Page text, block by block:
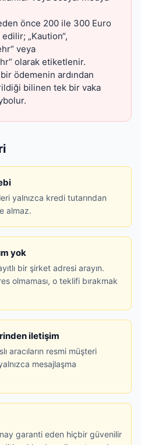
önce 200 ile 300 Euro
„Kaution“,
veya
olarak etiketlenir.
ödemenin ardından
bilinen tek bir vaka
yalnızca kredi tutarından
almaz.
yok
bir şirket adresi arayın.
olmaması, o teklifi bırakmak
iletişim
aracıların resmi müşteri
mesajlaşma
garanti eden hiçbir güvenilir